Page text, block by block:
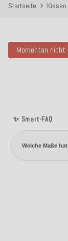
Startseite Kissen
Momentan
✨ Smart-FAQ
Welche Maße